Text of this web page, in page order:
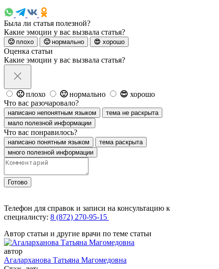
Была ли статья полезной?
Какие эмоции у вас вызвала статья?
🙁 плохо 🙂 нормально 😍 хорошо
Оценка статьи
Какие эмоции у вас вызвала статья?
🙁 плохо 🙂 нормально 😍 хорошо
Что вас разочаровало?
написано непонятным языком
тема не раскрыта
мало полезной информации
Что вас понравилось?
написано понятным языком
тема раскрыта
много полезной информации
Готово
Телефон для справок и записи на консультацию к
специалисту: 8 (872) 270-95-15
Автор статьи и другие врачи по теме статьи
автор
Агаларханова Татьяна Магомедовна